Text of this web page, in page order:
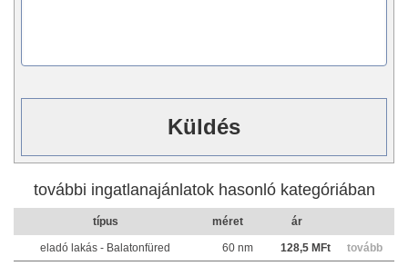
további ingatlanajánlatok hasonló kategóriában
típus méret ár
eladó lakás - Balatonfüred 60 nm 128,5 MFt tovább